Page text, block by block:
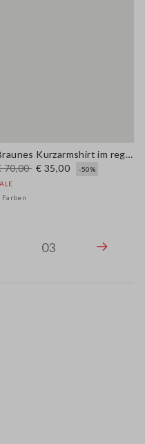
Braunes Kurzarmshirt im regulären Fit aus Wollmischung
70,00 € 35,00
-50%
Farben
03